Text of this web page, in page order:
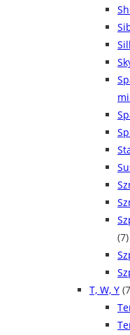
(7)
T, W, Y